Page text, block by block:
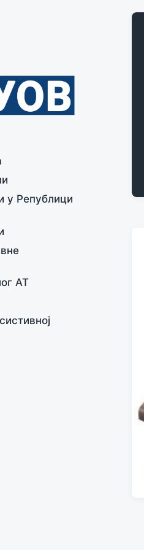
у Рeпублици
АТ